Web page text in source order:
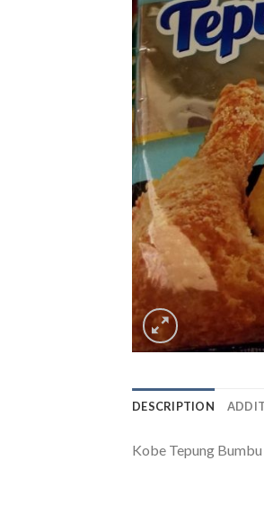
DESCRIPTION
Kobe Tepung